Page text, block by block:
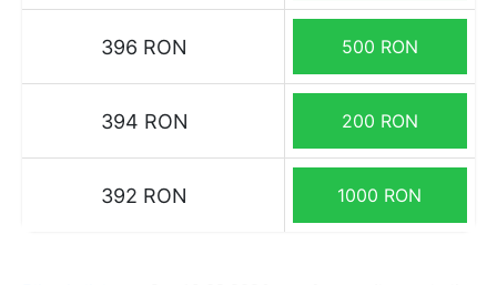
396 RON 500 RON
394 RON 200 RON
392 RON 1000 RON